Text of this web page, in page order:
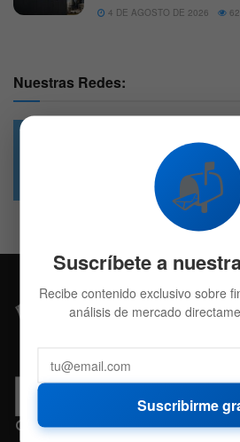
4 DE AGOSTO DE 2026
Nuestras Redes:
4.7k
Followers
📬
Suscríbete a
Recibe contenido exclusivo sobre
análisis de mercado
Suscribirme